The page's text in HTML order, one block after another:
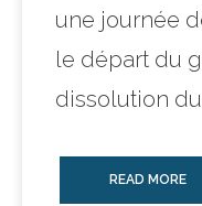
une journée
le départ du
dissolution
READ MORE